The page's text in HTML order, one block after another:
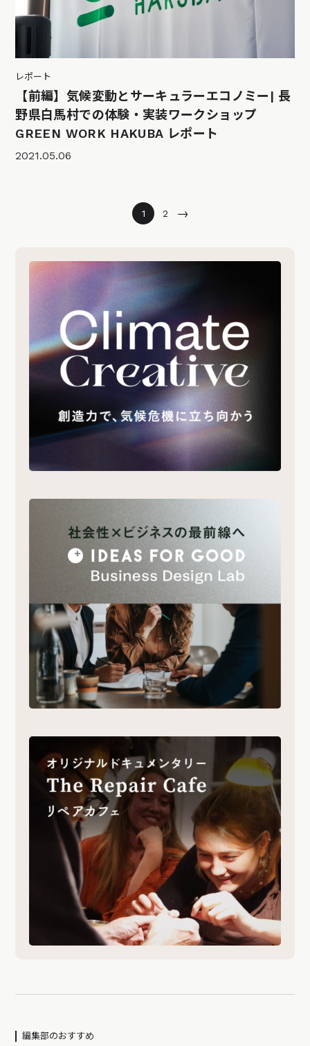
レポート
【前編】気候変動とサーキュラーエコノミー| 長
野県白馬村での体験・実装ワークショップ
GREEN WORK HAKUBA レポート
2021.05.06
1 2 →
編集部のおすすめ